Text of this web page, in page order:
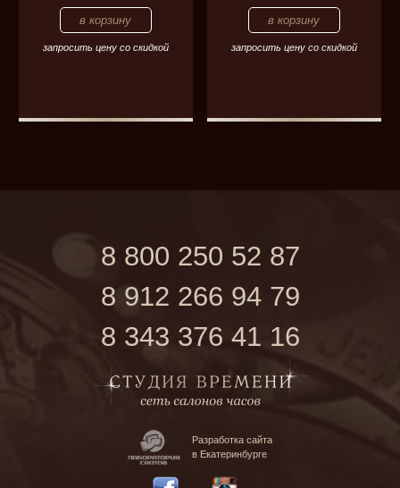
запросить цену со скидкой запросить цену со скидкой
8 800 250 52 87
8 912 266 94 79
8 343 376 41 16
Разработка сайта
в Екатеринбурге